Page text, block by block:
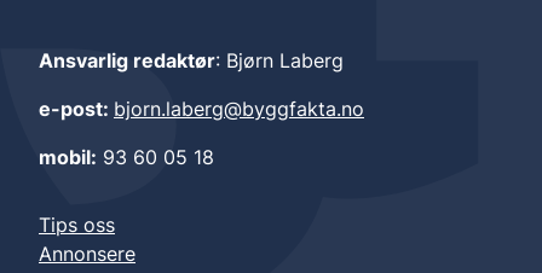
Ansvarlig redaktør: Bjørn Laberg
e-post: bjorn.laberg@byggfakta.no
mobil: 93 60 05 18
Tips oss
Annonsere